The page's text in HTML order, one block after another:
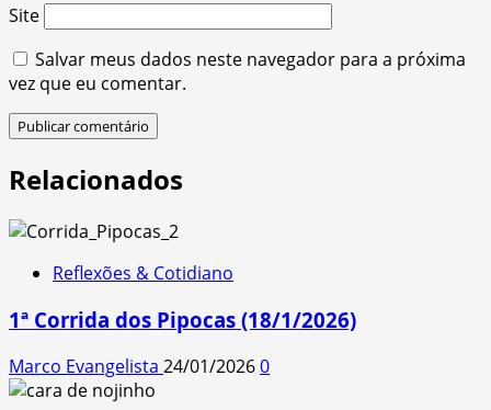
Site
Salvar meus dados neste navegador para a próxima
vez que eu comentar.
Relacionados
Reflexões & Cotidiano
1ª Corrida dos Pipocas (18/1/2026)
Marco Evangelista 24/01/20260